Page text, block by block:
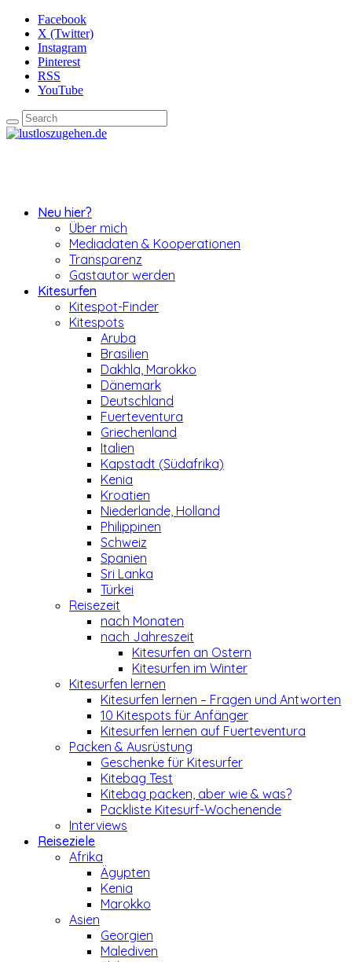
Facebook
X (Twitter)
Instagram
Pinterest
RSS
YouTube
Neu hier?
Über mich
Mediadaten & Kooperationen
Transparenz
Gastautor werden
Kitesurfen
Kitespot-Finder
Kitespots
Aruba
Brasilien
Dakhla, Marokko
Dänemark
Deutschland
Fuerteventura
Griechenland
Italien
Kapstadt (Südafrika)
Kenia
Kroatien
Niederlande, Holland
Philippinen
Schweiz
Spanien
Sri Lanka
Türkei
Reisezeit
nach Monaten
nach Jahreszeit
Kitesurfen an Ostern
Kitesurfen im Winter
Kitesurfen lernen
Kitesurfen lernen – Fragen und Antworten
10 Kitespots für Anfänger
Kitesurfen lernen auf Fuerteventura
Packen & Ausrüstung
Geschenke für Kitesurfer
Kitebag Test
Kitebag packen, aber wie & was?
Packliste Kitesurf-Wochenende
Interviews
Reiseziele
Afrika
Ägypten
Kenia
Marokko
Asien
Georgien
Malediven